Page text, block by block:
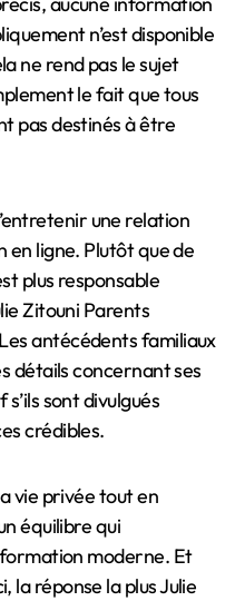
n’est disponible
ne rend pas le sujet
le fait que tous
pas destinés à être
une relation
en ligne. Plutôt que de
plus responsable
Zitouni Parents
antécédents familiaux
détails concernant ses
sont divulgués
crédibles.
vie privée tout en
équilibre qui
moderne. Et
la réponse la plus Julie